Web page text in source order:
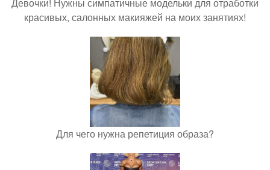
красивых, салонных макияжей на моих занятиях!
Для чего нужна репетиция образа?